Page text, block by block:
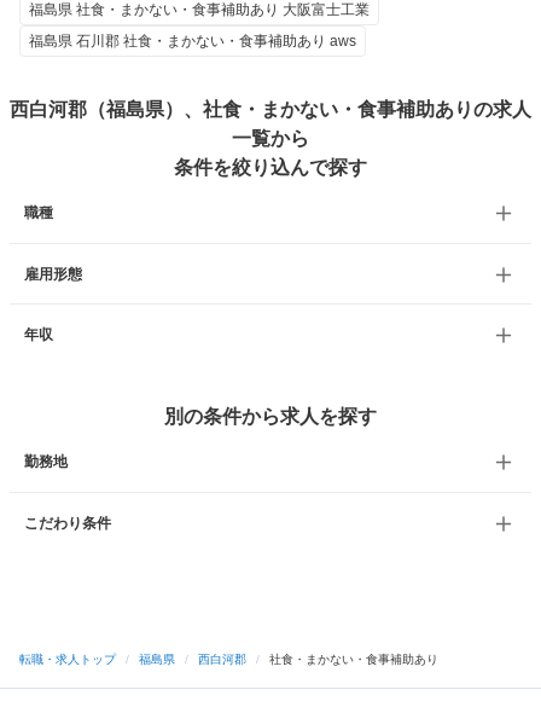
福島県 社食・まかない・食事補助あり 大阪富士工業
福島県 石川郡 社食・まかない・食事補助あり aws
西白河郡（福島県）、社食・まかない・食事補助ありの求人
一覧から
条件を絞り込んで探す
職種
雇用形態
年収
別の条件から求人を探す
勤務地
こだわり条件
転職・求人トップ / 福島県 / 西白河郡 / 社食・まかない・食事補助あり